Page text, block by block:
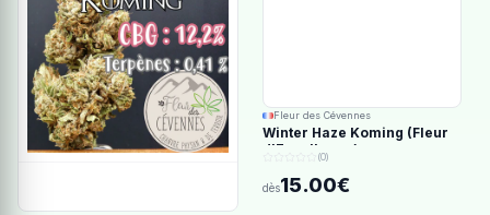
Fleur des Cévennes
Winter Haze Koming (Fleur
d'Excellence)
(0)
dès15.00€